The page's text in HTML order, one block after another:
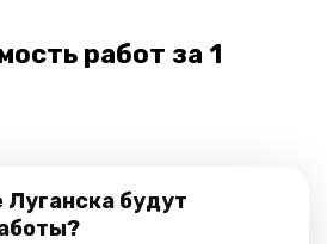
работ за 1
Луганска будут